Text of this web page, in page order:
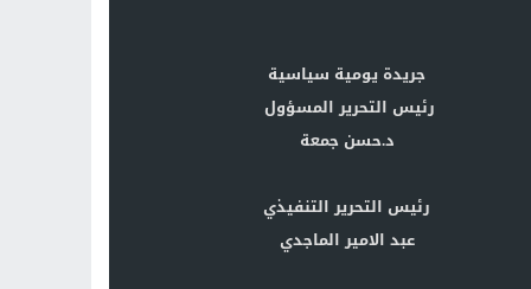
جريدة يومية سياسية
رئيس التحرير المسؤول
د.حسن جمعة
رئيس التحرير التنفيذي
عبد الامير الماجدي